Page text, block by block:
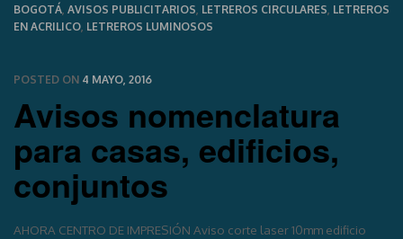
BOGOTÁ AVISOS PUBLICITARIOS LETREROS CIRCULARES LETREROS
EN ACRILICO LETREROS LUMINOSOS
POSTED ON 4 MAYO, 2016
Avisos nomenclatura
para casas, edificios,
conjuntos
AHORA CENTRO DE IMPRESIÓN Aviso corte laser 10mm edificio